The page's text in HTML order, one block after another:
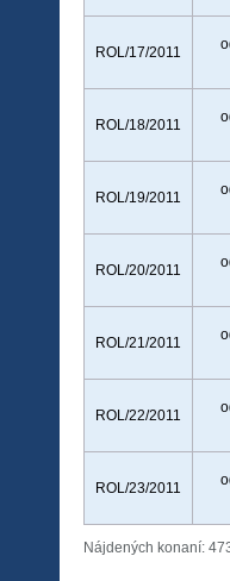
ROL/17/2011
ROL/18/2011
ROL/19/2011
ROL/20/2011
ROL/21/2011
ROL/22/2011
ROL/23/2011
Nájdených konaní: